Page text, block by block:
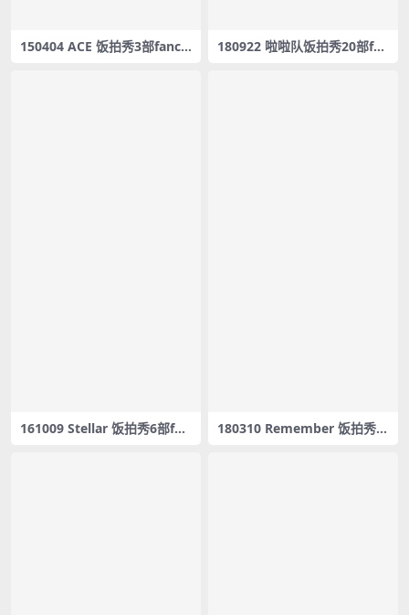
150404 ACE 饭拍秀3部fanca
180922 啦啦队饭拍秀20部fan
161009 Stellar 饭拍秀6部fan
180310 Remember 饭拍秀2